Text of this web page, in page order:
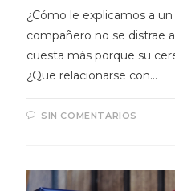
¿Cómo le explicamos a
compañero no se distrae
cuesta más porque su
¿Que relacionarse con…
SIN COMENTARIOS